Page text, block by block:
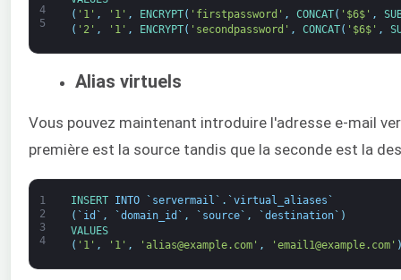
4
5
( '1' , '1' , ENCRYPT( 'firstpassword' , CONCAT( '$6$' ,
( '2' , '1' , ENCRYPT( 'secondpassword' , CONCAT( '$6$' ,
Alias virtuels
Vous pouvez maintenant introduire l'adresse e-mail
première est la source tandis que la seconde est la
1
2
3
4
INSERT INTO ` servermail ` . `virtual_aliases `
( ` id ` , `domain_id ` , ` source` , `destination` )
VALUES
( '1' , '1' , 'alias@example.com' , 'email1@example.com'